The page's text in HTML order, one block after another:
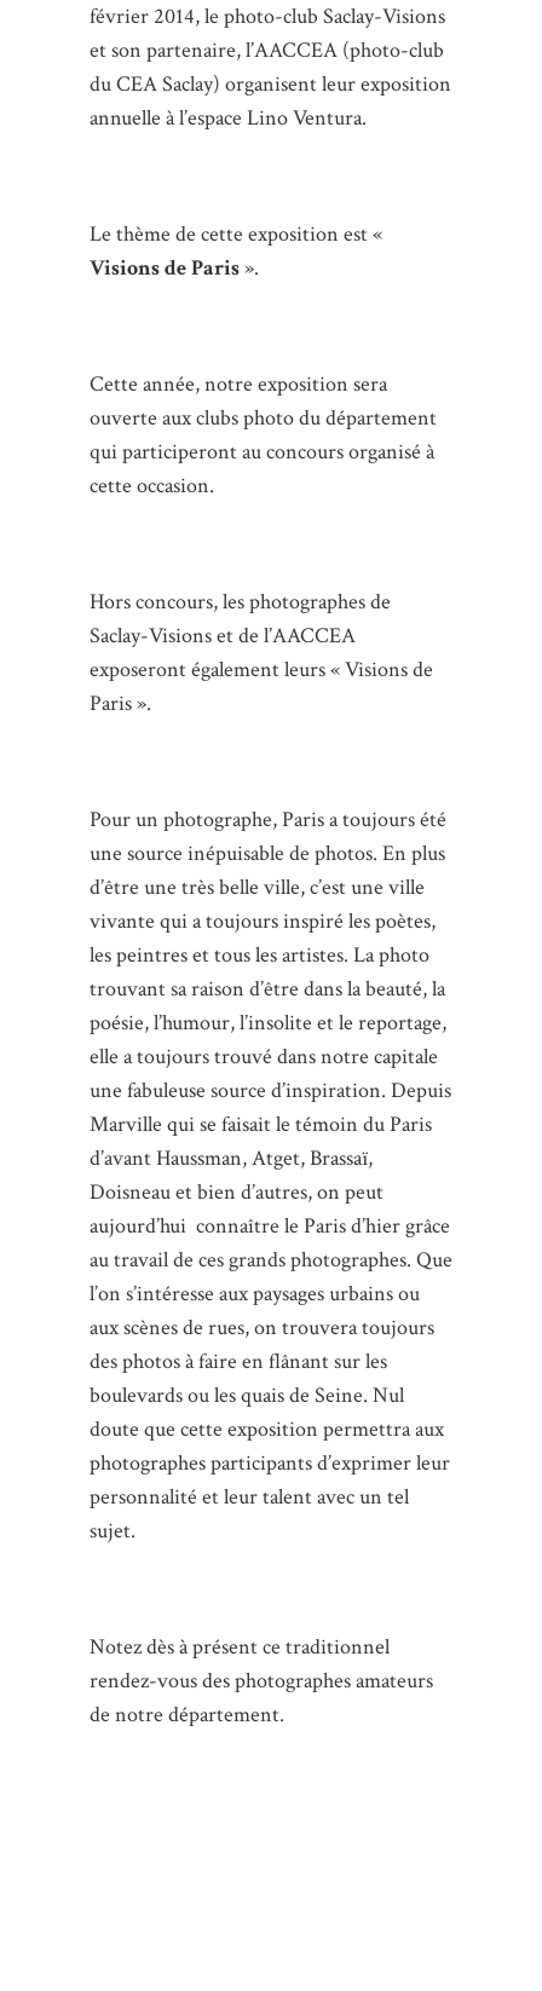
février 2014, le photo-club Saclay-Visions
et son partenaire, l’AACCEA (photo-club
du CEA Saclay) organisent leur exposition
annuelle à l’espace Lino Ventura.
Le thème de cette exposition est «
VisionsdeParis».
Cette année, notre exposition sera
ouverte aux clubs photo du département
qui participeront au concours organisé à
cette occasion.
Hors concours, les photographes de
Saclay-Visions et de l’AACCEA
exposeront également leurs « Visions de
Paris ».
Pour un photographe, Paris a toujours été
une source inépuisable de photos. En plus
d’être une très belle ville, c’est une ville
vivante qui a toujours inspiré les poètes,
les peintres et tous les artistes. La photo
trouvant sa raison d’être dans la beauté, la
poésie, l’humour, l’insolite et le reportage,
elle a toujours trouvé dans notre capitale
une fabuleuse source d’inspiration. Depuis
Marville qui se faisait le témoin du Paris
d’avant Haussman, Atget, Brassaï,
Doisneau et bien d’autres, on peut
aujourd’hui connaître le Paris d’hier grâce
au travail de ces grands photographes. Que
l’on s’intéresse aux paysages urbains ou
aux scènes de rues, on trouvera toujours
des photos à faire en flânant sur les
boulevards ou les quais de Seine. Nul
doute que cette exposition permettra aux
photographes participants d’exprimer leur
personnalité et leur talent avec un tel
sujet.
Notez dès à présent ce traditionnel
rendez-vous des photographes amateurs
de notre département.